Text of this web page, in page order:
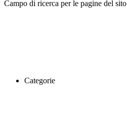
Campo di ricerca per le pagine del sito
Categorie